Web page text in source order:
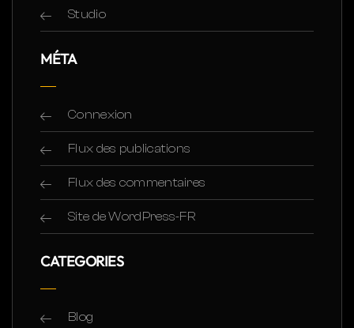
Studio
MÉTA
Connexion
Flux des publications
Flux des commentaires
Site de WordPress-FR
CATEGORIES
Blog